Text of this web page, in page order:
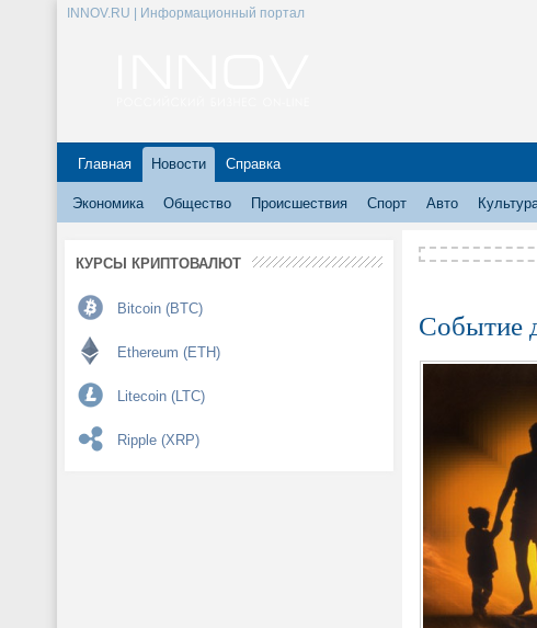
INNOV.RU | Информационный портал
Главная Новости Справка
Экономика Общество Происшествия Спорт Авто
КУРСЫ КРИПТОВАЛЮТ
Bitcoin (BTC)
Ethereum (ETH)
Litecoin (LTC)
Ripple (XRP)
Событие